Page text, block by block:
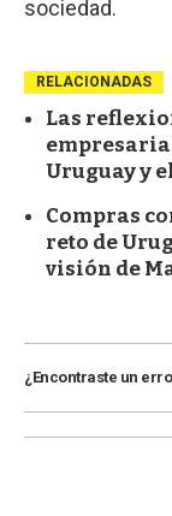
sociedad.
RELACIONADAS
Las
Uruguay y
Compras
reto de
visión de
¿Encontraste un